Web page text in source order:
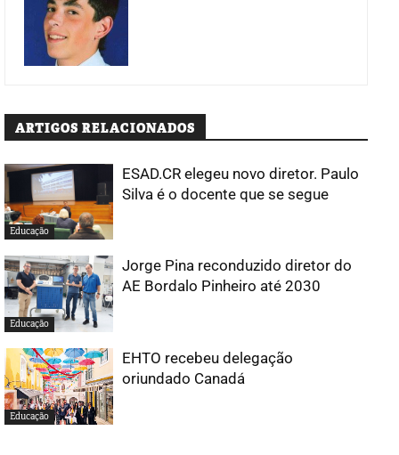
ARTIGOS RELACIONADOS
Educação
ESAD.CR elegeu novo diretor. Paulo
Silva é o docente que se segue
Educação
Jorge Pina reconduzido diretor do
AE Bordalo Pinheiro até 2030
Educação
EHTO recebeu delegação
oriundado Canadá